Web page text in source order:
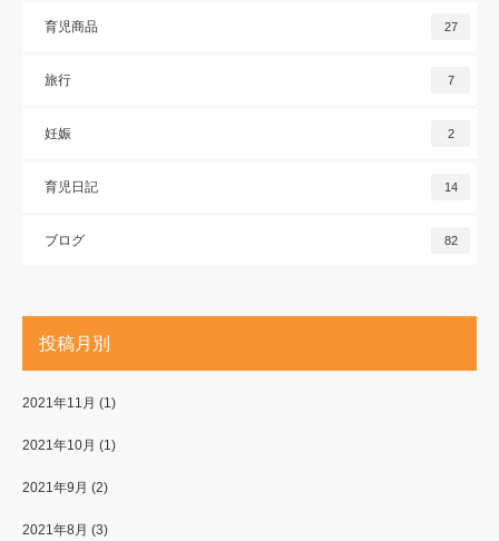
育児商品 27
旅行 7
妊娠 2
育児日記 14
ブログ 82
投稿月別
2021年11月 (1)
2021年10月 (1)
2021年9月 (2)
2021年8月 (3)